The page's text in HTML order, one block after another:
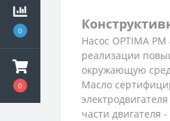
0
0
Насос OPTIMA
реализации
окружающую
Масло
части двигателя